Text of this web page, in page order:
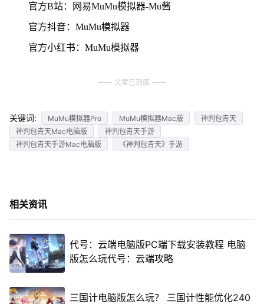
官方B站：网易MuMu模拟器-Mu酱
官方抖音：MuMu模拟器
官方小红书：MuMu模拟器
文章已到底
关键词: MuMu模拟器Pro MuMu模拟器Mac版
神判包青天
神判包青天Mac电脑版
神判包青天手游
神判包青天手游Mac电脑版
《神判包青天》手游
相关资讯
代号：云端电脑版PC端下载安装教程 电脑
版怎么玩代号：云端攻略
三国计电脑版怎么玩？ 三国计性能优化240